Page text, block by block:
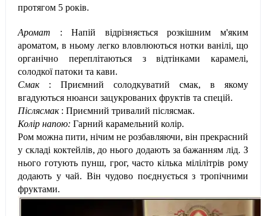
протягом 5 років.
Аромат : Напій відрізняється розкішним м'яким
ароматом, в ньому легко вловлюються нотки ванілі, що
органічно переплітаються з відтінками карамелі,
солодкої патоки та кави.
Смак: Приємний солодкуватий смак, в якому
вгадуються нюанси зацукрованих фруктів та спецій.
Післясмак: Приємний тривалий післясмак.
Колір напою: Гарний карамельний колір.
Ром можна пити, нічим не розбавляючи, він прекрасний
у складі коктейлів, до нього додають за бажанням лід. З
нього готують пунш, грог, часто кілька мілілітрів рому
додають у чай. Він чудово поєднується з тропічними
фруктами.